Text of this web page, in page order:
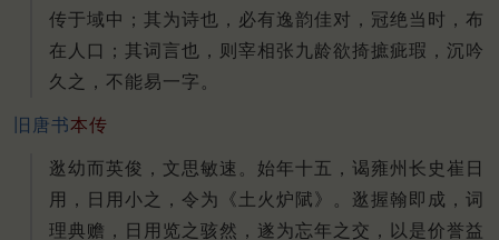
传于域中；其为诗也，必有逸韵佳对，冠绝当时，布
在人口；其词言也，则宰相张九龄欲掎摭疵瑕，沉吟
久之，不能易一字。
旧唐书本传
逖幼而英俊，文思敏速。 始年十五，谒雍州长史崔日
用，日用小之，令为《土火炉陚》。 逖握翰即成，词
理典赡，日用览之骇然，遂为忘年之交，以是价誉益